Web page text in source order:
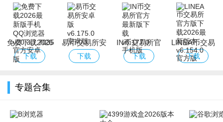
免费下载2026
最新版手机
下载
易币交易所安
卓版
下载
IN币交易所官
方最新版下载
下载
LINEA币交易
所官方版下载
下载
专题合集